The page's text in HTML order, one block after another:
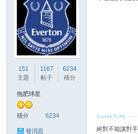
151
主題
1167
帖子
6234
積分
拖肥球星
積分 6234
發消息 絕對不能讓對